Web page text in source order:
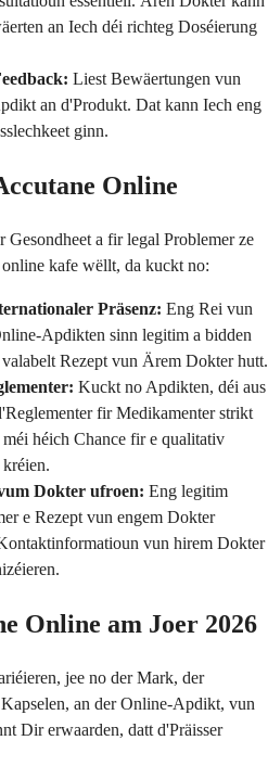
an Iech déi richteg Doséierung
Liest Bewäertungen vun
an d'Produkt. Dat kann Iech eng
ginn.
Online
a fir legal Problemer ze
kafe wëllt, da kuckt no:
Präsenz: Eng Rei vun
Apdikten sinn legitim a bidden
Rezept vun Ärem Dokter hutt.
Kuckt no Apdikten, déi aus
fir Medikamenter strikt
héich Chance fir e qualitativ
Dokter ufroen: Eng legitim
e Rezept vun engem Dokter
vun hirem Dokter
Online am Joer 2026
jee no der Mark, der
an der Online-Apdikt, vun
Dir erwaarden, datt d'Präisser